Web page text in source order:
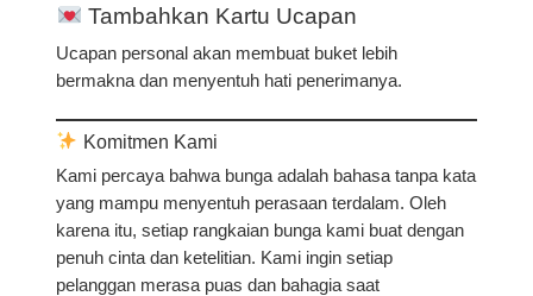
Tambahkan Kartu Ucapan
Ucapan personal akan membuat buket lebih
bermakna dan menyentuh hati penerimanya.
Komitmen Kami
Kami percaya bahwa bunga adalah bahasa tanpa kata
yang mampu menyentuh perasaan terdalam. Oleh
karena itu, setiap rangkaian bunga kami buat dengan
penuh cinta dan ketelitian. Kami ingin setiap
pelanggan merasa puas dan bahagia saat